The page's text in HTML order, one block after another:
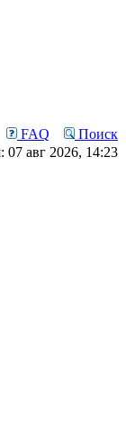
FAQ
Поиск
07 авг 2026, 14:23